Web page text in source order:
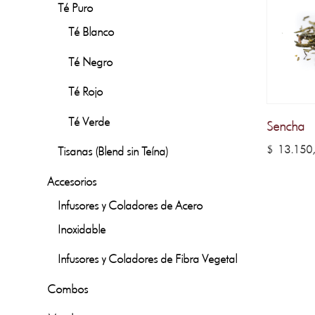
Té Puro
Té Blanco
Té Negro
Té Rojo
Té Verde
Tisanas (Blend sin Teína)
Accesorios
Infusores y Coladores de Acero
Inoxidable
Infusores y Coladores de Fibra Vegetal
Combos
Sencha
$